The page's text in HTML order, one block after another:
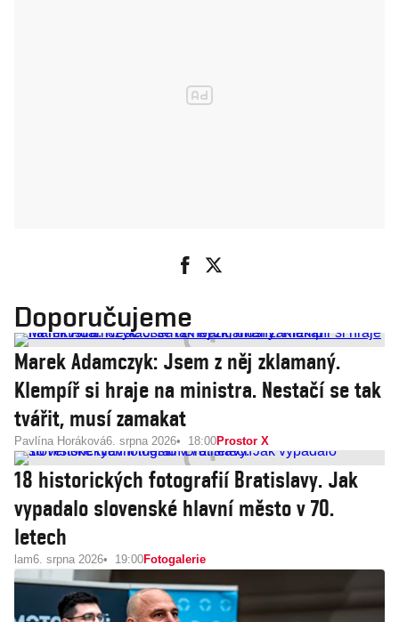
Doporučujeme
Marek Adamczyk: Jsem z něj zklamaný.
Klempíř si hraje na ministra. Nestačí se tak
tvářit, musí zamakat
Pavlína Horáková6. srpna 2026 18:00Prostor X
18 historických fotografií Bratislavy. Jak
vypadalo slovenské hlavní město v 70.
letech
lam6. srpna 2026 19:00Fotogalerie